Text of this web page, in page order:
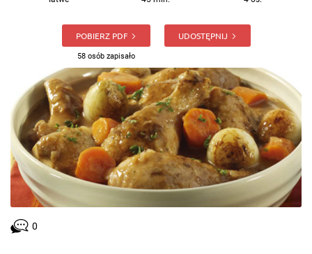
POBIERZ PDF
58 osób zapisało
UDOSTĘPNIJ
0